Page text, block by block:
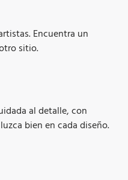
Encuentra un
sitio.
al detalle, con
bien en cada diseño.